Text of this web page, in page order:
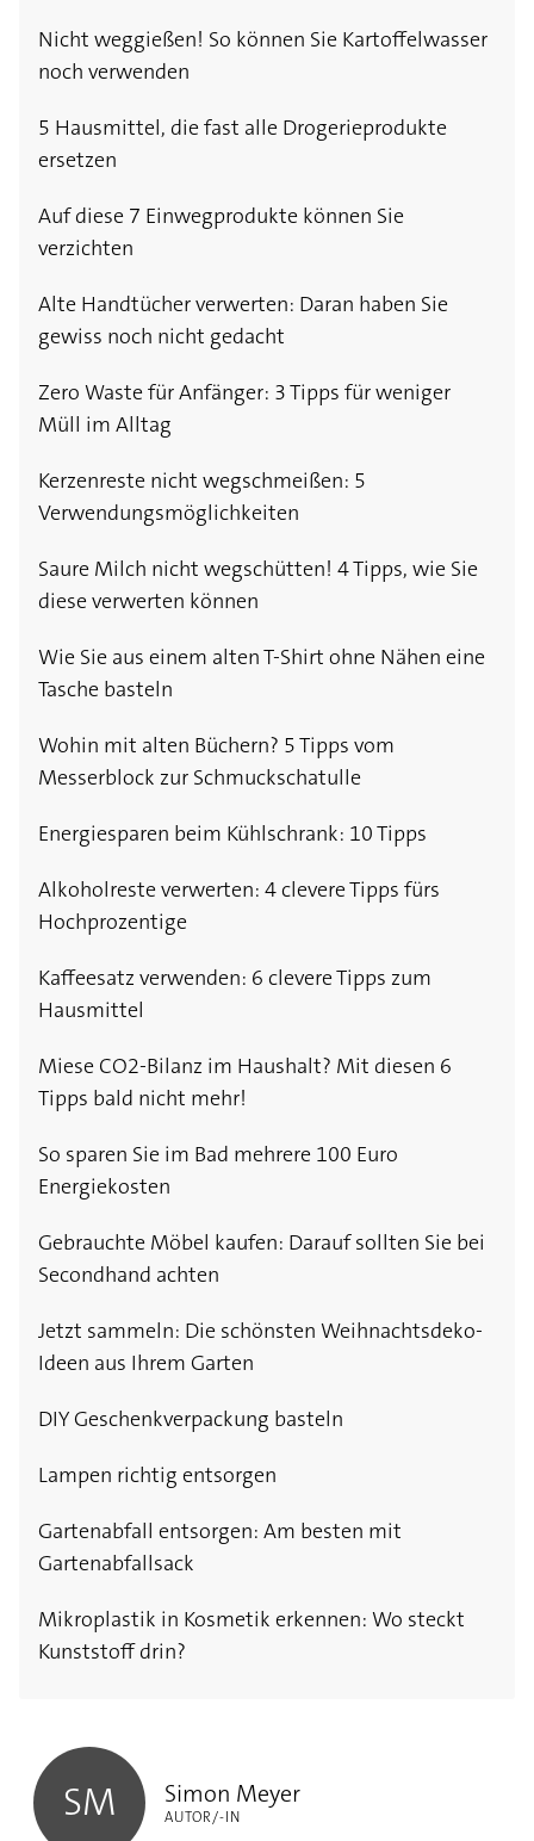
Nicht weggießen! So können Sie Kartoffelwasser
noch verwenden
5 Hausmittel, die fast alle Drogerieprodukte
ersetzen
Auf diese 7 Einwegprodukte können Sie
verzichten
Alte Handtücher verwerten: Daran haben Sie
gewiss noch nicht gedacht
Zero Waste für Anfänger: 3 Tipps für weniger
Müll im Alltag
Kerzenreste nicht wegschmeißen: 5
Verwendungsmöglichkeiten
Saure Milch nicht wegschütten! 4 Tipps, wie Sie
diese verwerten können
Wie Sie aus einem alten T-Shirt ohne Nähen eine
Tasche basteln
Wohin mit alten Büchern? 5 Tipps vom
Messerblock zur Schmuckschatulle
Energiesparen beim Kühlschrank: 10 Tipps
Alkoholreste verwerten: 4 clevere Tipps fürs
Hochprozentige
Kaffeesatz verwenden: 6 clevere Tipps zum
Hausmittel
Miese CO2-Bilanz im Haushalt? Mit diesen 6
Tipps bald nicht mehr!
So sparen Sie im Bad mehrere 100 Euro
Energiekosten
Gebrauchte Möbel kaufen: Darauf sollten Sie bei
Secondhand achten
Jetzt sammeln: Die schönsten Weihnachtsdeko-
Ideen aus Ihrem Garten
DIY Geschenkverpackung basteln
Lampen richtig entsorgen
Gartenabfall entsorgen: Am besten mit
Gartenabfallsack
Mikroplastik in Kosmetik erkennen: Wo steckt
Kunststoff drin?
SM Simon Meyer
AUTOR/-IN